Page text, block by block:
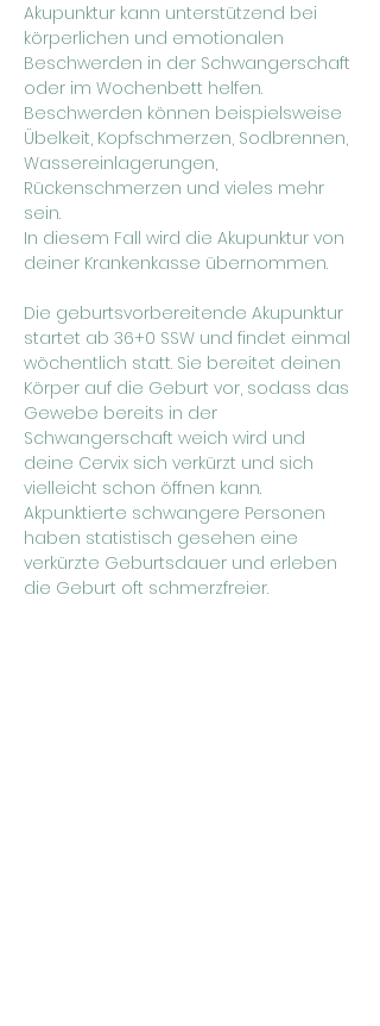
Akupunktur kann unterstützend bei
körperlichen und emotionalen
Beschwerden in der Schwangerschaft
oder im Wochenbett helfen.
Beschwerden können beispielsweise
Übelkeit, Kopfschmerzen, Sodbrennen,
Wassereinlagerungen,
Rückenschmerzen und vieles mehr
sein.
In diesem Fall wird die Akupunktur von
deiner Krankenkasse übernommen.
Die geburtsvorbereitende Akupunktur
startet ab 36+0 SSW und findet einmal
wöchentlich statt. Sie bereitet deinen
Körper auf die Geburt vor, sodass das
Gewebe bereits in der
Schwangerschaft weich wird und
deine Cervix sich verkürzt und sich
vielleicht schon öffnen kann.
Akpunktierte schwangere Personen
haben statistisch gesehen eine
verkürzte Geburtsdauer und erleben
die Geburt oft schmerzfreier.